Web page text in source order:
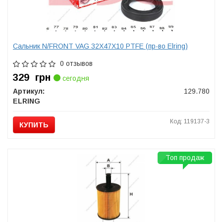
Сальник N/FRONT VAG 32X47X10 PTFE (пр-во Elring)
0 отзывов
329 грн
сегодня
Артикул:
129.780
ELRING
КУПИТЬ Код: 119137-3
Топ продаж